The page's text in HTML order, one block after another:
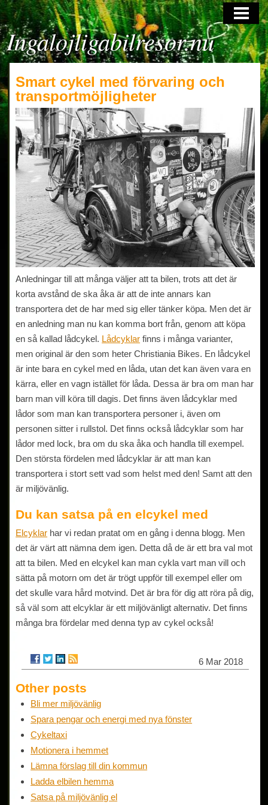
HOME
Ingalojligabilresor.nu
Smart cykel med förvaring och
transportmöjligheter
Anledningar till att många väljer att ta bilen, trots att det är
korta avstånd de ska åka är att de inte annars kan
transportera det de har med sig eller tänker köpa. Men det är
en anledning man nu kan komma bort från, genom att köpa
en så kallad lådcykel. Lådcyklar finns i många varianter,
men original är den som heter Christiania Bikes. En lådcykel
är inte bara en cykel med en låda, utan det kan även vara en
kärra, eller en vagn istället för låda. Dessa är bra om man har
barn man vill köra till dagis. Det finns även lådcyklar med
lådor som man kan transportera personer i, även om
personen sitter i rullstol. Det finns också lådcyklar som har
lådor med lock, bra om du ska åka och handla till exempel.
Den största fördelen med lådcyklar är att man kan
transportera i stort sett vad som helst med den! Samt att den
är miljövänlig.
Du kan satsa på en elcykel med
Elcyklar har vi redan pratat om en gång i denna blogg. Men
det är värt att nämna dem igen. Detta då de är ett bra val mot
att ta bilen. Med en elcykel kan man cykla vart man vill och
sätta på motorn om det är trögt uppför till exempel eller om
det skulle vara hård motvind. Det är bra för dig att röra på dig,
så väl som att elcyklar är ett miljövänligt alternativ. Det finns
många bra fördelar med denna typ av cykel också!
6 Mar 2018
Other posts
Bli mer miljövänlig
Spara pengar och energi med nya fönster
Cykeltaxi
Motionera i hemmet
Lämna förslag till din kommun
Ladda elbilen hemma
Satsa på miljövänlig el